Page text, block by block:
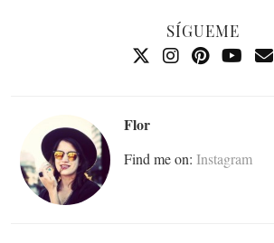
SÍGUEME
Flor
Find me on: Instagram